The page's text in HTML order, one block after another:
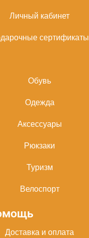
Личный кабинет
сертификаты
Обувь
Одежда
Аксессуары
Рюкзаки
Туризм
Велоспорт
Доставка и оплата